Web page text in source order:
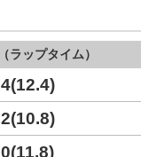
ラップタイム）